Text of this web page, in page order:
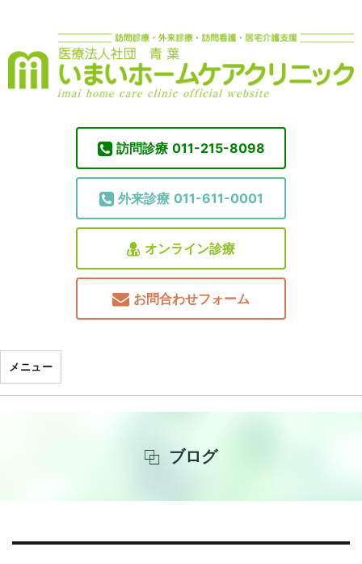
訪問診療 011-215-8098
外来診療 011-611-0001
オンライン診療
お問合わせフォーム
メニュー
ブログ